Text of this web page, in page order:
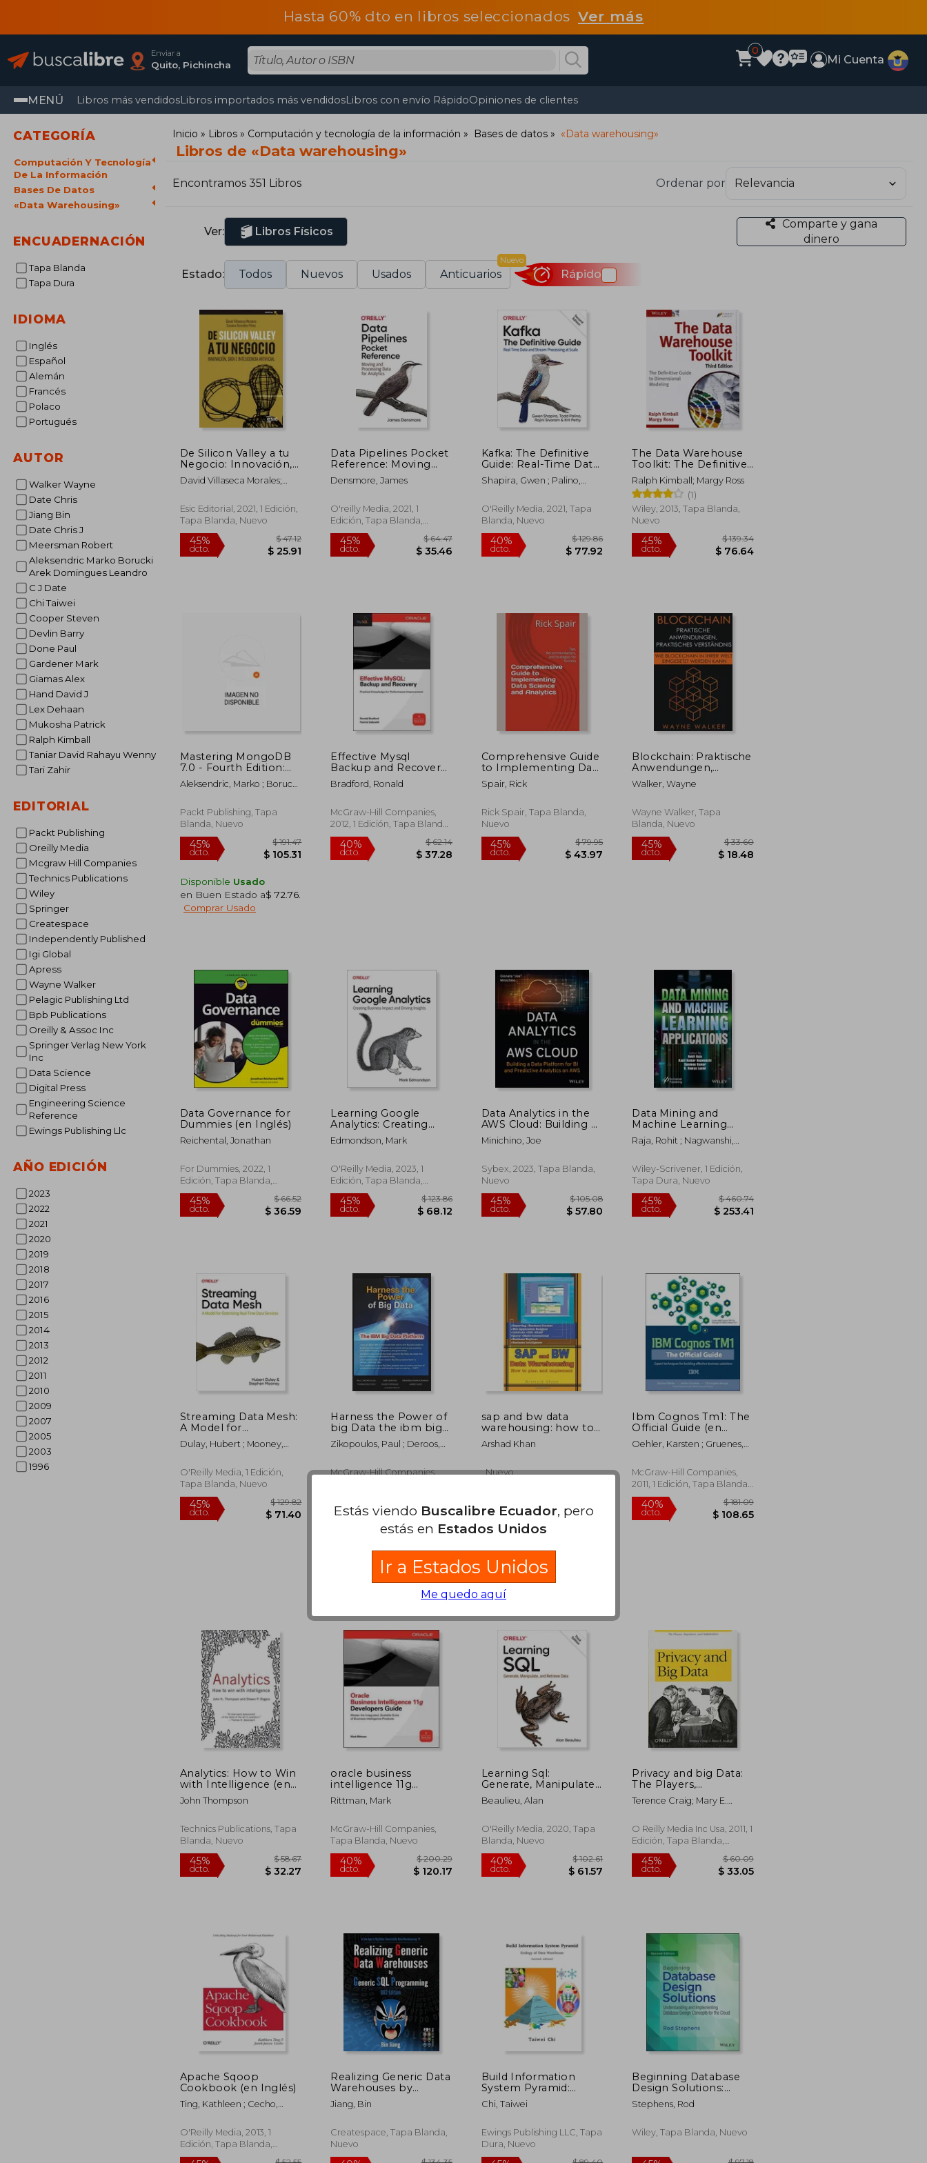
Hasta 60% dto en libros seleccionadosVer más
Enviar a
Quito, Pichincha
0
Mi Cuenta
MENÚ Libros más vendidosLibros importados más vendidosLibros con envío RápidoOpiniones de clientes
CATEGORÍA
Computación Y Tecnología
De La Información
Bases De Datos
«Data Warehousing»
ENCUADERNACIÓN
Tapa Blanda
Tapa Dura
IDIOMA
Inglés
Español
Alemán
Francés
Polaco
Portugués
AUTOR
Walker Wayne
Date Chris
Jiang Bin
Date Chris J
Meersman Robert
Aleksendric Marko Borucki
Arek Domingues Leandro
C J Date
Chi Taiwei
Cooper Steven
Devlin Barry
Done Paul
Gardener Mark
Giamas Alex
Hand David J
Lex Dehaan
Mukosha Patrick
Ralph Kimball
Taniar David Rahayu Wenny
Tari Zahir
EDITORIAL
Packt Publishing
Oreilly Media
Mcgraw Hill Companies
Technics Publications
Wiley
Springer
Createspace
Independently Published
Igi Global
Apress
Wayne Walker
Pelagic Publishing Ltd
Bpb Publications
Oreilly & Assoc Inc
Springer Verlag New York
Inc
Data Science
Digital Press
Engineering Science
Reference
Ewings Publishing Llc
AÑO EDICIÓN
2023
2022
2021
2020
2019
2018
2017
2016
2015
2014
2013
2012
2011
2010
2009
2007
2005
2003
1996
Inicio Libros Computación y tecnología de la información Bases de datos «Data warehousing»
Libros de «Data warehousing»
Encontramos 351 Libros Ordenar por
Ver: Libros Físicos
Comparte y gana
dinero
Estado: Todos Nuevos Usados Anticuarios
Nuevo
Rápido
De Silicon Valley a tu
Negocio: Innovación,
Data e Inteligencia
Artificial (Digital)
David Villaseca Morales;
P&Eacute;Rez
Esic Editorial, 2021, 1 Edición,
Tapa Blanda, Nuevo
Data Pipelines Pocket
Reference: Moving
and Processing Data
for Analytics (en
Densmore, James
O'reilly Media, 2021, 1
Edición, Tapa Blanda,
Nuevo
$ 35.46
Kafka: The Definitive
Guide: Real-Time Data
and Stream
Processing at Scale
Shapira, Gwen ; Palino,
O'Reilly Media, 2021, Tapa
Blanda, Nuevo
$ 77.92
The Data Warehouse
Toolkit: The Definitive
Guide to Dimensional
Modeling (en Inglés)
Ralph Kimball; Margy Ross
(1)
Wiley, 2013, Tapa Blanda,
Nuevo
Mastering MongoDB
7.0 - Fourth Edition:
Achieve data
excellence by
potential of MongoDB
(en Inglés)
Aleksendric, Marko ; Borucki,
Packt Publishing, Tapa
Blanda, Nuevo
Disponible Usado
en Buen Estado a$ 72.76
Comprar Usado
Effective Mysql
Backup and Recovery
(Oracle Press) (en
Inglés)
Bradford, Ronald
McGraw-Hill Companies,
2012, 1 Edición, Tapa Blanda,
Nuevo
Comprehensive Guide
to Implementing Data
Science and Analytics:
Tips,
and Strategies for
Success (en Inglés)
Spair, Rick
Rick Spair, Tapa Blanda,
Nuevo
Blockchain: Praktische
Anwendungen,
Praktisches
Verständnis (en
Walker, Wayne
Wayne Walker, Tapa
Blanda, Nuevo
Data Governance for
Dummies (en Inglés)
Reichental, Jonathan
For Dummies, 2022, 1
Edición, Tapa Blanda,
Nuevo
45%
dcto.
Learning Google
Analytics: Creating
Business Impact and
Driving Insights (en
Edmondson, Mark
O'Reilly Media, 2023, 1
Edición, Tapa Blanda,
Nuevo
45%
dcto.
Data Analytics in the
AWS Cloud: Building a
Data Platform for Bi
and Predictive
Inglés)
Minichino, Joe
Sybex, 2023, Tapa Blanda,
Nuevo
45%
dcto. $ 57.80
Data Mining and
Machine Learning
Applications (en
Inglés)
Raja, Rohit ; Nagwanshi,
Sandeep
Wiley-Scrivener, 1 Edición,
Tapa Dura, Nuevo
dcto.
Streaming Data Mesh:
A Model for
Optimizing Real-Time
Data Services (en
Dulay, Hubert ; Mooney,
O'Reilly Media, 1 Edición,
Tapa Blanda, Nuevo
45%
dcto.
Harness the Power of
big Data the ibm big
Data Platform (en
Inglés)
Zikopoulos, Paul ; Deroos,
Krishnan
McGraw-Hill Companies,
45%
en Buen Estado a$ 19.96.
Comprar Usado
sap and bw data
warehousing: how to
plan and implement
Arshad Khan
, Nuevo
45%
dcto.
$ 165.55
$ 91.05
Ibm Cognos Tm1: The
Official Guide (en
Inglés)
Oehler, Karsten ; Gruenes,
Christopher
McGraw-Hill Companies,
2011, 1 Edición, Tapa Blanda,
Nuevo
dcto.
Analytics: How to Win
with Intelligence (en
Inglés)
John Thompson
Technics Publications, Tapa
Blanda, Nuevo
dcto. $ 32.27
oracle business
intelligence 11g
developers guide (en
Inglés)
Rittman, Mark
McGraw-Hill Companies,
Tapa Blanda, Nuevo
dcto. $ 120.17
Learning Sql:
Generate, Manipulate,
and Retrieve Data (en
Inglés)
Beaulieu, Alan
O'Reilly Media, 2020, Tapa
Blanda, Nuevo
dcto. $ 61.57
Privacy and big Data:
The Players,
Regulators, and
Stakeholders (en
Terence Craig; Mary E.
O Reilly Media Inc Usa, 2011, 1
Edición, Tapa Blanda,
Nuevo
dcto.
Apache Sqoop
Cookbook (en Inglés)
Ting, Kathleen ; Cecho,
O'Reilly Media, 2013, 1
Edición, Tapa Blanda,
Nuevo
Realizing Generic Data
Warehouses by
Generic SQL
Programming: DB2
Jiang, Bin
Createspace, Tapa Blanda,
Nuevo
Build Information
System Pyramid:
Ecology of Data
Warehouse (en Inglés)
Chi, Taiwei
Ewings Publishing LLC, Tapa
Dura, Nuevo
Beginning Database
Design Solutions:
Understanding and
Implementing
Concepts for the
Stephens, Rod
Wiley, Tapa Blanda, Nuevo
Estás viendo Buscalibre Ecuador, pero
estás en Estados Unidos
Ir a Estados Unidos
Me quedo aquí